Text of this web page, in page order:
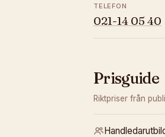
TELEFON
021-14 05 40
Prisguide
Riktpriser från